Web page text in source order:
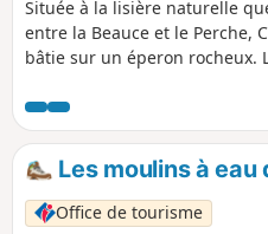
Située à la lisière naturelle
entre la Beauce et le Perche,
bâtie sur un éperon rocheux.
avant de partir vers le Bois de
côté de Saint-Denis-les-Ponts.
Les moulins à
Office de tourisme